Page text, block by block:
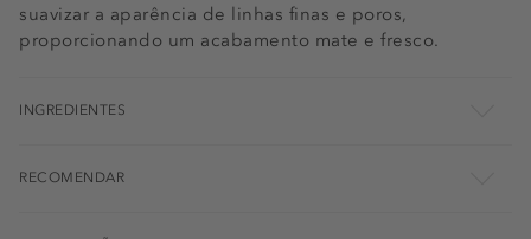
suavizar a aparência de linhas finas e poros,
proporcionando um acabamento mate e fresco.
INGREDIENTES
RECOMENDAR